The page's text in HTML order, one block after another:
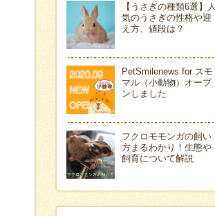
【うさぎの種類6選】人
気のうさぎの性格や迎
え方、値段は？
PetSmilenews for スモ
マル（小動物）オープ
ンしました
フクロモモンガの飼い
方まるわかり！生態や
飼育について解説